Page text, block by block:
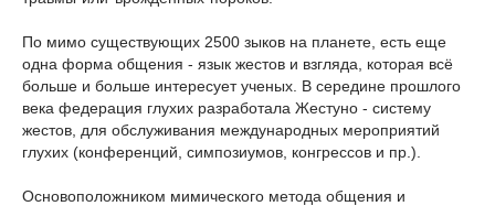
По мимо существующих 2500 зыков на планете, есть еще
одна форма общения - язык жестов и взгляда, которая всё
больше и больше интересует ученых. В середине прошлого
века федерация глухих разработала Жестуно - систему
жестов, для обслуживания международных мероприятий
глухих (конференций, симпозиумов, конгрессов и пр.).
Основоположником мимического метода общения и